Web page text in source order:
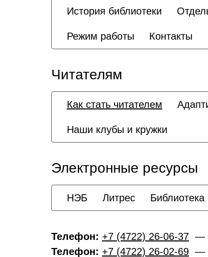
История библиотеки
Режим работы Контакты
Читателям
Как стать читателем
Наши клубы и кружки
Электронные ресурсы
НЭБ Литрес
Телефон: +7 (4722) 26-06-37 —
Телефон: +7 (4722) 26-02-69 —